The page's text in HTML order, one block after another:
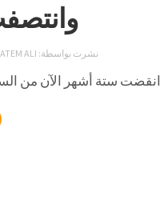
نشرت بواسطة: ALI
انقضت ستة أشهر الآن من